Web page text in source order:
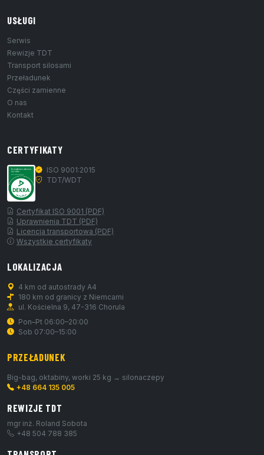
USŁUGI
Serwis
Rewizje TDT
Transport silosami
Przeładunek
Części zamienne
O nas
Kontakt
CERTYFIKATY
ISO 9001:2015
TDT/WDT
Certyfikat ISO 9001 (PDF)
Uprawnienia TDT (PDF)
Licencja transportowa (PDF)
Wszystkie certyfikaty
LOKALIZACJA
4 km od autostrady A4
180 km od granicy z Niemcami
ul. Kościelna 9, 47-316 Chorula
Pon–Pt 06:00–20:00
Sob 07:00–15:00
PRZEŁADUNEK
Big-bag, oktabiny, worki 25 kg → silonaczepy
+48 664 135 005
REWIZJE TDT
mgr inż. Roland Sobota
+48 504 788 385